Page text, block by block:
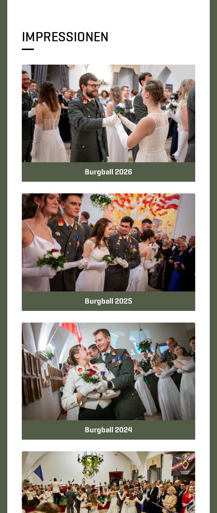
IMPRESSIONEN
Burgball 2026
Burgball 2025
Burgball 2024